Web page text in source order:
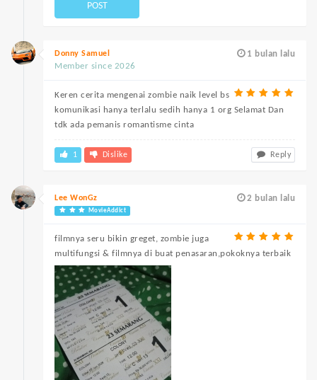
POST
1 bulan lalu
Donny Samuel
Member since 2026
Keren cerita mengenai zombie naik level bs
komunikasi hanya terlalu sedih hanya 1 org Selamat Dan
tdk ada pemanis romantisme cinta
1 Dislike Reply
2 bulan lalu
Lee WonGz
MovieAddict
filmnya seru bikin greget, zombie juga
multifungsi & filmnya di buat penasaran,pokoknya terbaik